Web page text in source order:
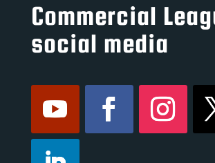
Commercial
social media